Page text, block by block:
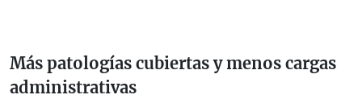
Más patologías cubiertas y menos cargas
administrativas